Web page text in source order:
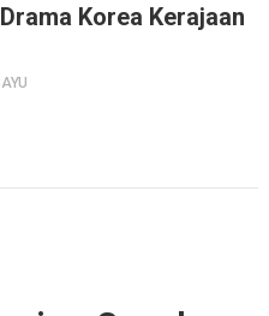
Korea Kerajaan